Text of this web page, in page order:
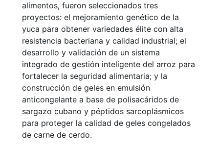
alimentos, fueron seleccionados tres
proyectos: el mejoramiento genético de la
yuca para obtener variedades élite con alta
resistencia bacteriana y calidad industrial; el
desarrollo y validación de un sistema
integrado de gestión inteligente del arroz para
fortalecer la seguridad alimentaria; y la
construcción de geles en emulsión
anticongelante a base de polisacáridos de
sargazo cubano y péptidos sarcoplásmicos
para proteger la calidad de geles congelados
de carne de cerdo.